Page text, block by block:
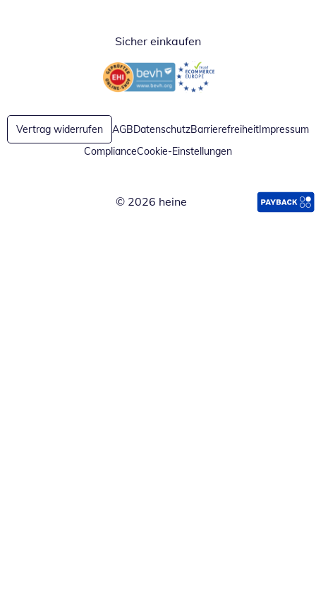
Sicher einkaufen
Öffnet in neuem FensterÖffnet in neuem Fenster
Vertrag widerrufen AGBDatenschutzBarrierefreiheitImpressum
ComplianceCookie-Einstellungen
© 2026 heine